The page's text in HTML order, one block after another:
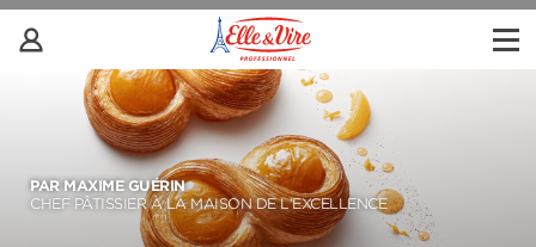
PAR MAXIME GUÉRIN
CHEF PÂTISSIER À LA MAISON DE L’EXCELLENCE